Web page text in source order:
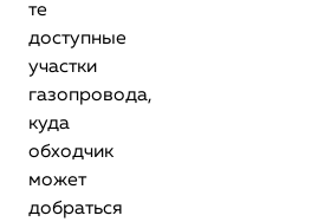
те
доступные
участки
газопровода,
куда
обходчик
может
добраться